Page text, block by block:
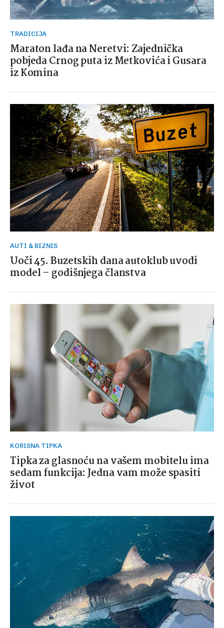
TRADICIJA
Maraton lađa na Neretvi: Zajednička
pobjeda Crnog puta iz Metkovića i Gusara
iz Komina
AUTI & BIZNIS
Uoči 45. Buzetskih dana autoklub uvodi
model – godišnjega članstva
KORISNA TIPKA
Tipka za glasnoću na vašem mobitelu ima
sedam funkcija: Jedna vam može spasiti
život